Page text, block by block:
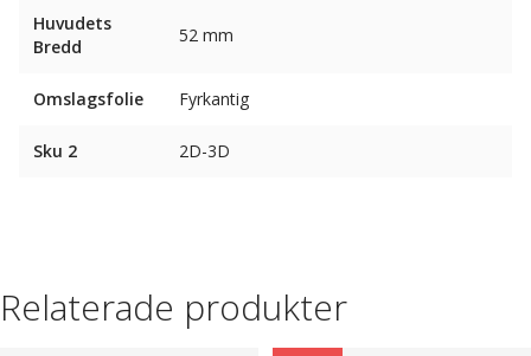
Huvudets
Bredd
52 mm
Omslagsfolie Fyrkantig
Sku 2 2D-3D
Relaterade produkter